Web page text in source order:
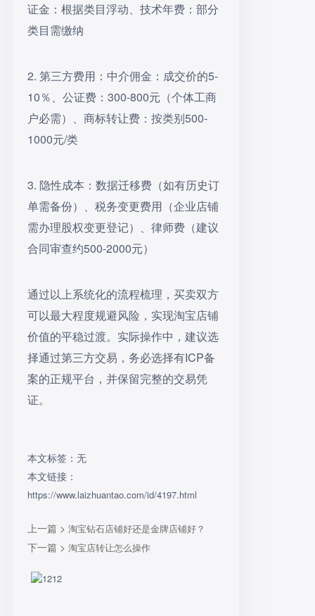
证金：根据类目浮动、技术年费：部分
类目需缴纳
2. 第三方费用：中介佣金：成交价的5-
10％、公证费：300-800元（个体工商
户必需）、商标转让费：按类别500-
1000元/类
3. 隐性成本：数据迁移费（如有历史订
单需备份）、税务变更费用（企业店铺
需办理股权变更登记）、律师费（建议
合同审查约500-2000元）
通过以上系统化的流程梳理，买卖双方
可以最大程度规避风险，实现淘宝店铺
价值的平稳过渡。实际操作中，建议选
择通过第三方交易，务必选择有ICP备
案的正规平台，并保留完整的交易凭
证。
本文标签：无
本文链接：
https://www.laizhuantao.com/id/4197.html
上一篇 > 淘宝钻石店铺好还是金牌店铺好？
下一篇 > 淘宝店转让怎么操作